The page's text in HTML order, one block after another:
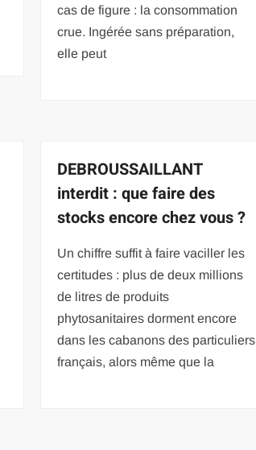
cas de figure : la consommation
crue. Ingérée sans préparation,
elle peut
DEBROUSSAILLANT
interdit : que faire des
stocks encore chez vous ?
Un chiffre suffit à faire vaciller les
certitudes : plus de deux millions
de litres de produits
phytosanitaires dorment encore
dans les cabanons des particuliers
français, alors même que la